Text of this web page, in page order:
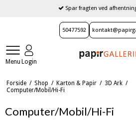
Spar fragten ved
50477592
Menu Login
Forside / Shop / Karton & Papir / 3D Ark /
Computer/Mobil/Hi-Fi
Computer/Mobil/Hi-Fi